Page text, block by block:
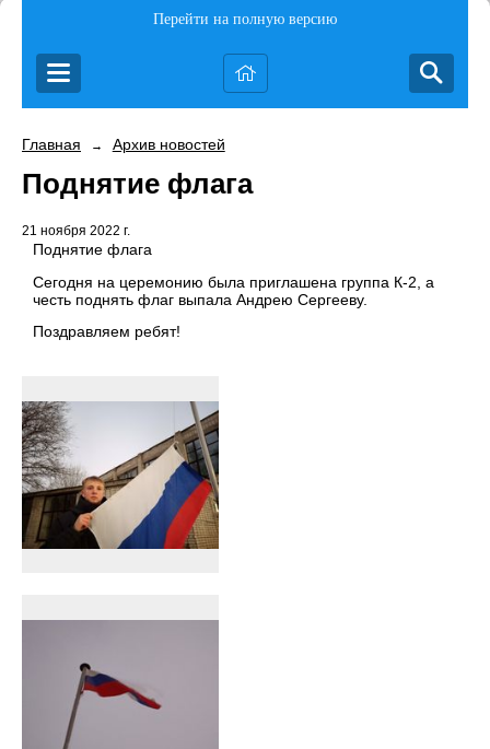
Перейти на полную версию
Главная → Архив новостей
Поднятие флага
21 ноября 2022 г.
Поднятие флага
Сегодня на церемонию была приглашена группа К-2, а
честь поднять флаг выпала Андрею Сергееву.
Поздравляем ребят!